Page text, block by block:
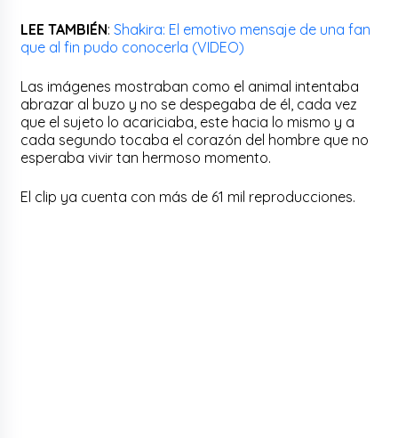
LEE TAMBIÉN:Shakira: El emotivo mensaje de una fan
que al fin pudo conocerla (VIDEO)
Las imágenes mostraban como el animal intentaba
abrazar al buzo y no se despegaba de él, cada vez
que el sujeto lo acariciaba, este hacia lo mismo y a
cada segundo tocaba el corazón del hombre que no
esperaba vivir tan hermoso momento.
El clip ya cuenta con más de 61 mil reproducciones.